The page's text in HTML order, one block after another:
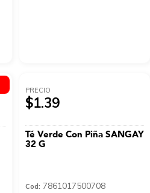
PRECIO
$1.39
Té Verde Con Piña SANGAY
32 G
Cod: 7861017500708